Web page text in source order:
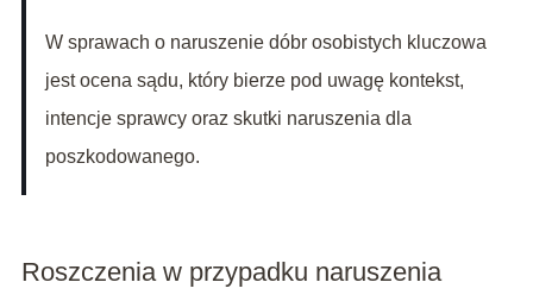
W sprawach o naruszenie dóbr osobistych kluczowa
jest ocena sądu, który bierze pod uwagę kontekst,
intencje sprawcy oraz skutki naruszenia dla
poszkodowanego.
Roszczenia w przypadku naruszenia